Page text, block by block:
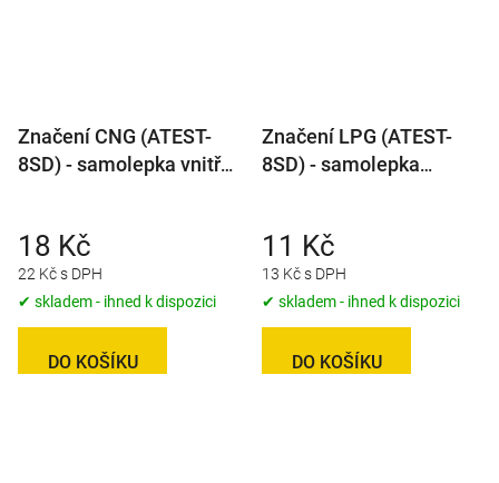
Značení CNG (ATEST-
8SD) - samolepka vnitřní
22 Kč s DPH
18 Kč
✔ skladem - ihned k dispozici
DO KOŠÍKU
Značení LPG (ATEST-
8SD) - samolepka
13 Kč s DPH
11 Kč
✔ skladem - ihned k dispozici
DO KOŠÍKU